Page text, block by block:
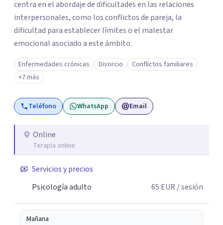
centra en el abordaje de dificultades en las relaciones
interpersonales, como los conflictos de pareja, la
dificultad para establecer límites o el malestar
emocional asociado a este ámbito.
Enfermedades crónicas Divorcio
Conflictos familiares
+7 más
Teléfono WhatsApp Email
Online
Terapia online
Servicios y precios
Psicología adulto
65 EUR / sesión
Mañana